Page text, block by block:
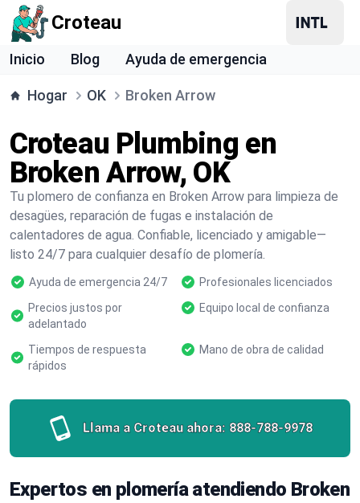
Croteau
Inicio Blog Ayuda de emergencia
Hogar OK Broken Arrow
Croteau Plumbing en
Broken Arrow, OK
Tu plomero de confianza en Broken Arrow para limpieza de
desagües, reparación de fugas e instalación de
calentadores de agua. Confiable, licenciado y amigable—
listo 24/7 para cualquier desafío de plomería.
Ayuda de emergencia 24/7
Profesionales licenciados
Precios justos por
adelantado
Equipo local de confianza
Tiempos de respuesta
rápidos
Mano de obra de calidad
Llama a Croteau ahora: 888-788-9978
Expertos en plomería atendiendo Broken